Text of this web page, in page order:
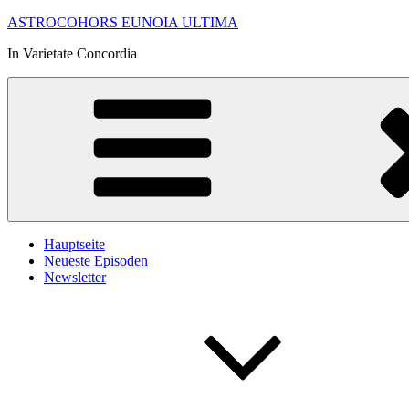
Zum
springen
ASTROCOHORS EUNOIA ULTIMA
In Varietate Concordia
Hauptseite
Neueste Episoden
Newsletter